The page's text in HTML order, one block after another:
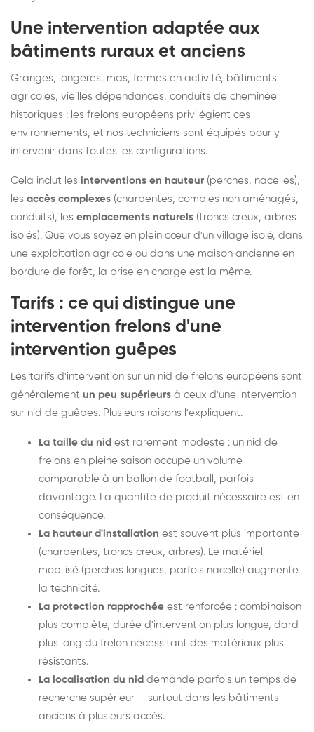
Une intervention adaptée aux
bâtiments ruraux et anciens
Granges, longères, mas, fermes en activité, bâtiments
agricoles, vieilles dépendances, conduits de cheminée
historiques : les frelons européens privilégient ces
environnements, et nos techniciens sont équipés pour y
intervenir dans toutes les configurations.
Cela inclut les interventions en hauteur (perches, nacelles),
les accès complexes (charpentes, combles non aménagés,
conduits), les emplacements naturels (troncs creux, arbres
isolés). Que vous soyez en plein cœur d'un village isolé, dans
une exploitation agricole ou dans une maison ancienne en
bordure de forêt, la prise en charge est la même.
Tarifs : ce qui distingue une
intervention frelons d'une
intervention guêpes
Les tarifs d'intervention sur un nid de frelons européens sont
généralement un peu supérieurs à ceux d'une intervention
sur nid de guêpes. Plusieurs raisons l'expliquent.
La taille du nid est rarement modeste : un nid de
frelons en pleine saison occupe un volume
comparable à un ballon de football, parfois
davantage. La quantité de produit nécessaire est en
conséquence.
La hauteur d'installation est souvent plus importante
(charpentes, troncs creux, arbres). Le matériel
mobilisé (perches longues, parfois nacelle) augmente
la technicité.
La protection rapprochée est renforcée : combinaison
plus complète, durée d'intervention plus longue, dard
plus long du frelon nécessitant des matériaux plus
résistants.
La localisation du nid demande parfois un temps de
recherche supérieur — surtout dans les bâtiments
anciens à plusieurs accès.